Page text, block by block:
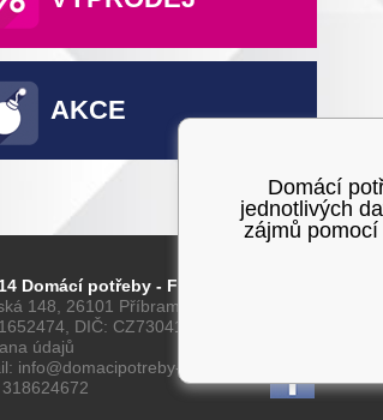
AKCE
Domácí potřeby - Franta
148, 26101 Příbram
DIČ: CZ7304160028
údajů
info@domacipotreby-franta.cz
Domácí
jednotlivých
zájmů